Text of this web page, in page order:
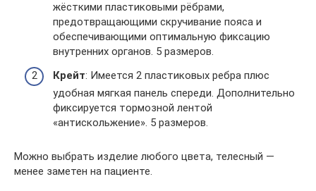
жёсткими пластиковыми рёбрами,
предотвращающими скручивание пояса и
обеспечивающими оптимальную фиксацию
внутренних органов. 5 размеров.
Крейт: Имеется 2 пластиковых ребра плюс
удобная мягкая панель спереди. Дополнительно
фиксируется тормозной лентой
«антискольжение». 5 размеров.
Можно выбрать изделие любого цвета, телесный —
менее заметен на пациенте.